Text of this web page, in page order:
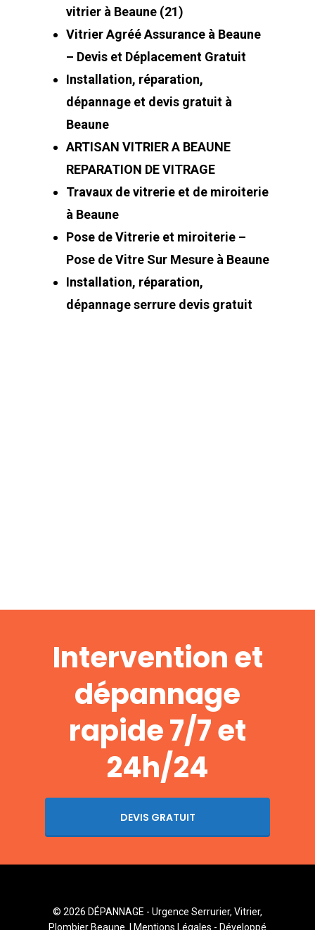
vitrier à Beaune (21)
Vitrier Agréé Assurance à Beaune
– Devis et Déplacement Gratuit
Installation, réparation,
dépannage et devis gratuit à
Beaune
ARTISAN VITRIER A BEAUNE
REPARATION DE VITRAGE
Travaux de vitrerie et de miroiterie
à Beaune
Pose de Vitrerie et miroiterie –
Pose de Vitre Sur Mesure à Beaune
Installation, réparation,
dépannage serrure devis gratuit
Intervention et
dépannage
rapide 7/7 et
24h/24
DEVIS GRATUIT
© 2026 DÉPANNAGE - Urgence Serrurier, Vitrier,
Plombier Beaune. |
Mentions Légales - Développé